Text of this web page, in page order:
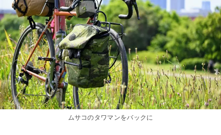
ムサコのタワマンをバックに